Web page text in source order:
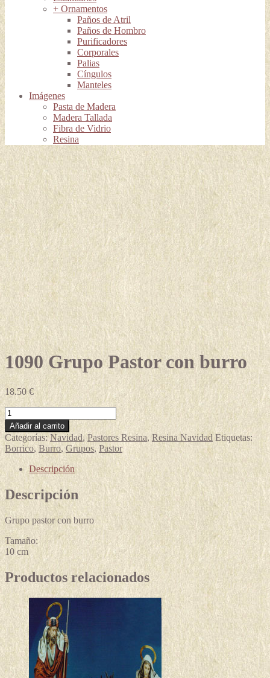
+ Ornamentos
Paños de Atril
Paños de Hombro
Purificadores
Corporales
Palias
Cíngulos
Manteles
Imágenes
Pasta de Madera
Madera Tallada
Fibra de Vidrio
Resina
1090 Grupo Pastor con burro
18.50€
1090
Grupo
Pastor
con
burro
cantidad
Añadir al carrito
Categorías:Navidad,Pastores Resina, Resina Navidad Etiquetas:
Borrico, Burro, Grupos, Pastor
Descripción
Descripción
Grupo pastor con burro
Tamaño:
10 cm
Productos relacionados